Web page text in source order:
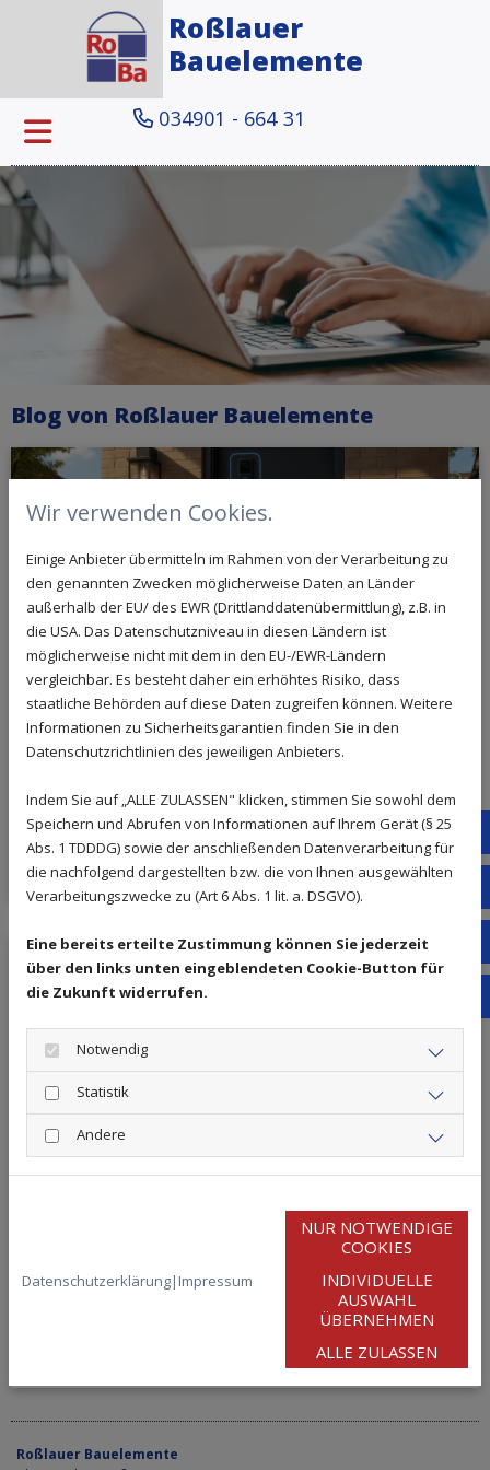
Roßlauer
Bauelemente
034901 - 664 31
Blog von Roßlauer Bauelemente
Sichere Haustüren: Schutz und Technologie
08. Juni 2026
Entdecken Sie die Bedeutung und Technologien
sicherer Haustüren.
Perfekt vorbereitet: Frühling mit
Terrassendächern, Sommergärten und
Vorfreude auf gemütliche Stunden im Freien.
Roßlauer Bauelemente
Wir verwenden Cookies.
Einige Anbieter übermitteln im Rahmen von der Verarbeitung zu
den genannten Zwecken möglicherweise Daten an Länder
außerhalb der EU/ des EWR (Drittlanddatenübermittlung), z.B. in
die USA. Das Datenschutzniveau in diesen Ländern ist
möglicherweise nicht mit dem in den EU-/EWR-Ländern
vergleichbar. Es besteht daher ein erhöhtes Risiko, dass
staatliche Behörden auf diese Daten zugreifen können. Weitere
Informationen zu Sicherheitsgarantien finden Sie in den
Datenschutzrichtlinien des jeweiligen Anbieters.
Indem Sie auf „ALLE ZULASSEN" klicken, stimmen Sie sowohl dem
Speichern und Abrufen von Informationen auf Ihrem Gerät (§ 25
Abs. 1 TDDDG) sowie der anschließenden Datenverarbeitung für
die nachfolgend dargestellten bzw. die von Ihnen ausgewählten
Verarbeitungszwecke zu (Art 6 Abs. 1 lit. a. DSGVO).
Eine bereits erteilte Zustimmung können Sie jederzeit
über den links unten eingeblendeten Cookie-Button für
die Zukunft widerrufen.
Notwendig
Statistik
Andere
Datenschutzerklärung| Impressum
NUR NOTWENDIGE
COOKIES
INDIVIDUELLE
AUSWAHL
ÜBERNEHMEN
ALLE ZULASSEN